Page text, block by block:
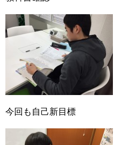
今回も自己新目標